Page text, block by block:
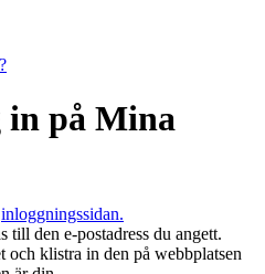
in på Mina
inloggningssidan.
till den e-postadress du angett.
och klistra in den på webbplatsen